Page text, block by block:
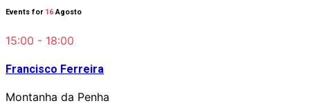
Events for 16Agosto
15:00 - 18:00
Francisco Ferreira
Montanha da Penha